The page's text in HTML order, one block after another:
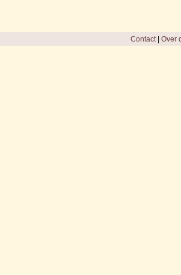
Contact| Over